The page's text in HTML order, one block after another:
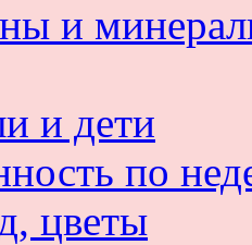
и
и дети
по
цветы